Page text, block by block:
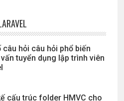
câu hỏi câu hỏi phổ biến
tuyển dụng lập trình viên
cấu trúc folder HMVC cho